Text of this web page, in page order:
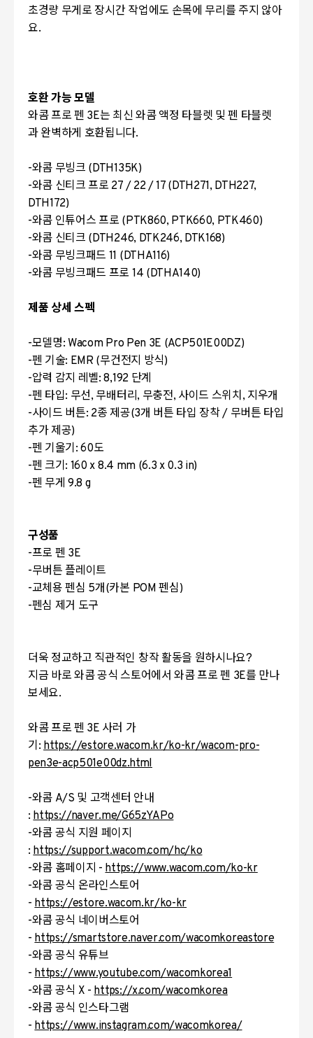
초경량 무게로 장시간 작업에도 손목에 무리를 주지 않아
요.
호환 가능 모델
와콤 프로 펜 3E는 최신 와콤 액정 타블렛 및 펜 타블렛
과 완벽하게 호환됩니다.
-와콤 무빙크 (DTH135K)
-와콤 신티크 프로 27 / 22 / 17 (DTH271, DTH227,
DTH172)
-와콤 인튜어스 프로 (PTK860, PTK660, PTK460)
-와콤 신티크 (DTH246, DTK246, DTK168)
-와콤 무빙크패드 11 (DTHA116)
-와콤 무빙크패드 프로 14 (DTHA140)
제품 상세 스펙
-모델명: Wacom Pro Pen 3E (ACP501E00DZ)
-펜 기술: EMR (무건전지 방식)
-압력 감지 레벨: 8,192 단계
-펜 타입: 무선, 무배터리, 무충전, 사이드 스위치, 지우개
-사이드 버튼: 2종 제공(3개 버튼 타입 장착 / 무버튼 타입
추가 제공)
-펜 기울기: 60도
-펜 크기: 160 x 8.4 mm (6.3 x 0.3 in)
-펜 무게 9.8 g
구성품
-프로 펜 3E
-무버튼 플레이트
-교체용 펜심 5개(카본 POM 펜심)
-펜심 제거 도구
더욱 정교하고 직관적인 창작 활동을 원하시나요?
지금 바로 와콤 공식 스토어에서 와콤 프로 펜 3E를 만나
보세요.
와콤 프로 펜 3E 사러 가
기:https://estore.wacom.kr/ko-kr/wacom-pro-
pen3e-acp501e00dz.html
-와콤 A/S 및 고객센터 안내
:https://naver.me/G65zYAPo
-와콤 공식 지원 페이지
:https://support.wacom.com/hc/ko
-와콤 홈페이지 -https://www.wacom.com/ko-kr
-와콤 공식 온라인스토어
-https://estore.wacom.kr/ko-kr
-와콤 공식 네이버스토어
-https://smartstore.naver.com/wacomkoreastore
-와콤 공식 유튜브
-https://www.youtube.com/wacomkorea1
-와콤 공식 X -https://x.com/wacomkorea
-와콤 공식 인스타그램
-https://www.instagram.com/wacomkorea/